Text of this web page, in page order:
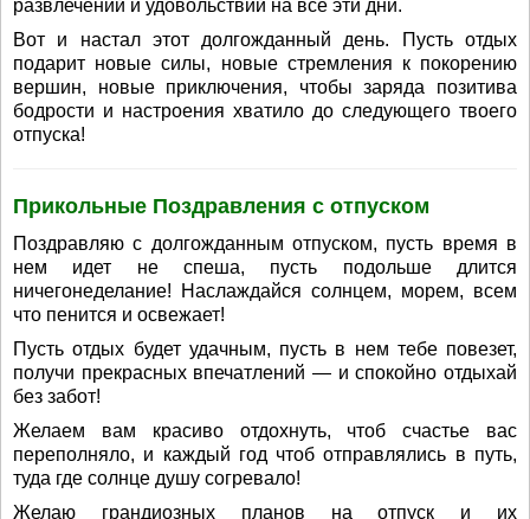
развлечений и удовольствий на все эти дни.
Вот и настал этот долгожданный день. Пусть отдых
подарит новые силы, новые стремления к покорению
вершин, новые приключения, чтобы заряда позитива
бодрости и настроения хватило до следующего твоего
отпуска!
Прикольные Поздравления с отпуском
Поздравляю с долгожданным отпуском, пусть время в
нем идет не спеша, пусть подольше длится
ничегонеделание! Наслаждайся солнцем, морем, всем
что пенится и освежает!
Пусть отдых будет удачным, пусть в нем тебе повезет,
получи прекрасных впечатлений — и спокойно отдыхай
без забот!
Желаем вам красиво отдохнуть, чтоб счастье вас
переполняло, и каждый год чтоб отправлялись в путь,
туда где солнце душу согревало!
Желаю грандиозных планов на отпуск и их